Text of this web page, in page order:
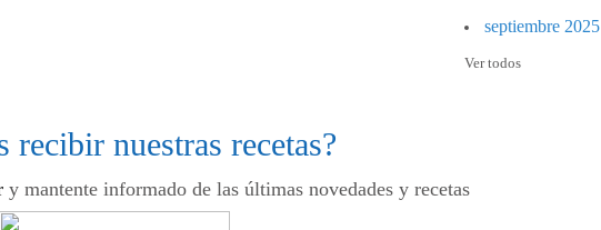
septiembre 2025
Ver todos
recibir nuestras recetas?
y mantente informado de las últimas novedades y recetas